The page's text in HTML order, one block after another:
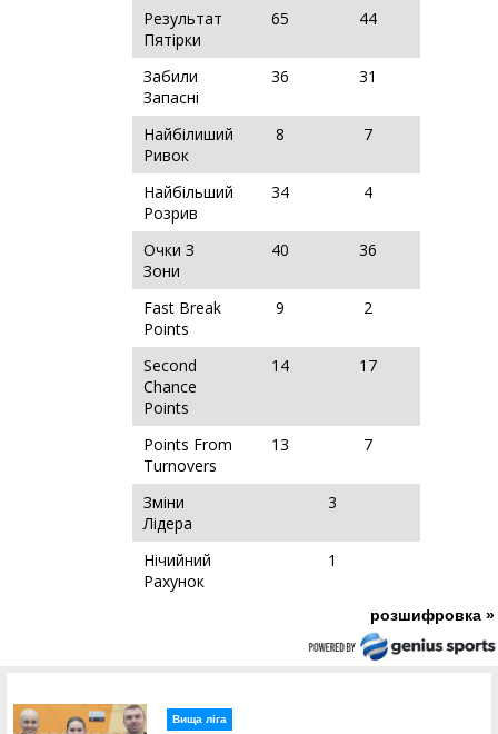
Результат
Пятірки
65 44
Забили
Запасні
36 31
Найбілиший
Ривок
8 7
Найбільший
Розрив
34 4
Очки З
Зони
40 36
Fast Break
Points
9 2
Second
Chance
Points
14 17
Points From
Turnovers
13 7
Зміни
Лідера
3
Нічийний
Рахунок
1
розшифровка »
Вища лiга